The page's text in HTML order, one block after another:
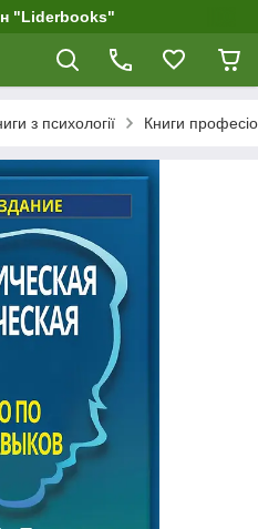
"Liderbooks"
з психології Книги